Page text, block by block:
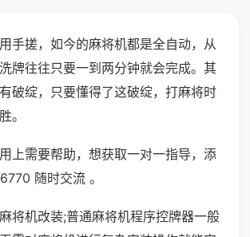
手搓，如今的麻将机都是全自动，从
牌往往只要一到两分钟就会完成。其
破绽，只要懂得了这破绽，打麻将时
。
上需要帮助，想获取一对一指导，添
随时交流 。
将机改装;普通麻将机程序控牌器一般